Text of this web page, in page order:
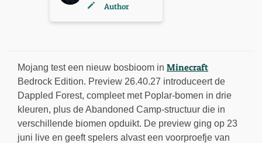
Author
Mojang test een nieuw bosbioom in Minecraft
Bedrock Edition. Preview 26.40.27 introduceert de
Dappled Forest, compleet met Poplar-bomen in drie
kleuren, plus de Abandoned Camp-structuur die in
verschillende biomen opduikt. De preview ging op 23
juni live en geeft spelers alvast een voorproefje van